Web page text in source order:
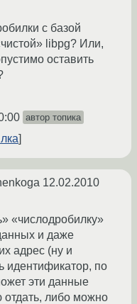
с базой
libpg? Или,
оставить
автор топика
12.02.2010
«числодробилку»
и даже
адрес (ну и
идентификатор, по
эти данные
отдать, либо можно